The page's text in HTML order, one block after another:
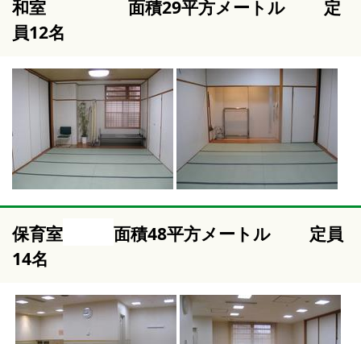
和室 面積29平方メートル 定
員12名
保育室
面積48平方メートル 定員
14名